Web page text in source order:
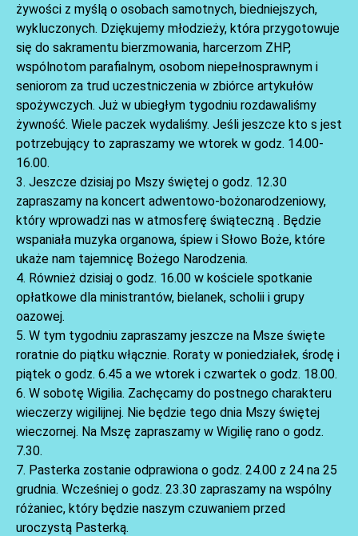
żywości z myślą o osobach samotnych, biedniejszych,
wykluczonych. Dziękujemy młodzieży, która przygotowuje
się do sakramentu bierzmowania, harcerzom ZHP,
wspólnotom parafialnym, osobom niepełnosprawnym i
seniorom za trud uczestniczenia w zbiórce artykułów
spożywczych. Już w ubiegłym tygodniu rozdawaliśmy
żywność. Wiele paczek wydaliśmy. Jeśli jeszcze kto s jest
potrzebujący to zapraszamy we wtorek w godz. 14.00-
16.00.
3. Jeszcze dzisiaj po Mszy świętej o godz. 12.30
zapraszamy na koncert adwentowo-bożonarodzeniowy,
który wprowadzi nas w atmosferę świąteczną . Będzie
wspaniała muzyka organowa, śpiew i Słowo Boże, które
ukaże nam tajemnicę Bożego Narodzenia.
4. Również dzisiaj o godz. 16.00 w kościele spotkanie
opłatkowe dla ministrantów, bielanek, scholii i grupy
oazowej.
5. W tym tygodniu zapraszamy jeszcze na Msze święte
roratnie do piątku włącznie. Roraty w poniedziałek, środę i
piątek o godz. 6.45 a we wtorek i czwartek o godz. 18.00.
6. W sobotę Wigilia. Zachęcamy do postnego charakteru
wieczerzy wigilijnej. Nie będzie tego dnia Mszy świętej
wieczornej. Na Mszę zapraszamy w Wigilię rano o godz.
7.30.
7. Pasterka zostanie odprawiona o godz. 24.00 z 24 na 25
grudnia. Wcześniej o godz. 23.30 zapraszamy na wspólny
różaniec, który będzie naszym czuwaniem przed
uroczystą Pasterką.
AKTUALNOŚCI
AKTUALNOŚCI